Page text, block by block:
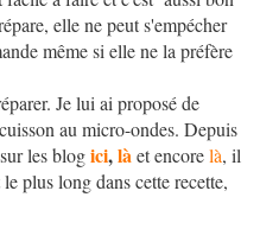
elle ne peut s'empécher
même si elle ne la préfère
Je lui ai proposé de
au micro-ondes. Depuis
les blogici,làet encorelà, il
plus long dans cette recette,